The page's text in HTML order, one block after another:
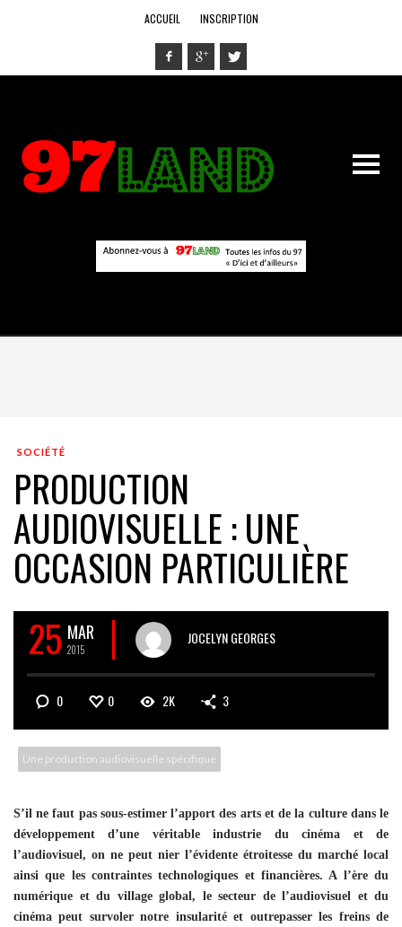
ACCUEIL INSCRIPTION
SOCIÉTÉ
PRODUCTION
AUDIOVISUELLE : UNE
OCCASION PARTICULIÈRE
25 MAR
2015
JOCELYN GEORGES
0 0 2K 3
Une production audiovisuelle spécifique
S’il ne faut pas sous-estimer l’apport des arts et de la culture dans le
développement d’une véritable industrie du cinéma et de
l’audiovisuel, on ne peut nier l’évidente étroitesse du marché local
ainsi que les contraintes technologiques et financières. A l’ère du
numérique et du village global, le secteur de l’audiovisuel et du
cinéma peut survoler notre insularité et outrepasser les freins de